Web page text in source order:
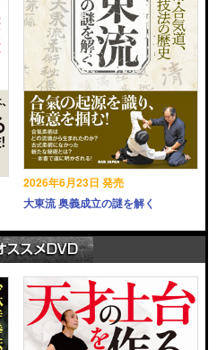
2026年6月23日 発売
大東流 奥義成立の謎を解く